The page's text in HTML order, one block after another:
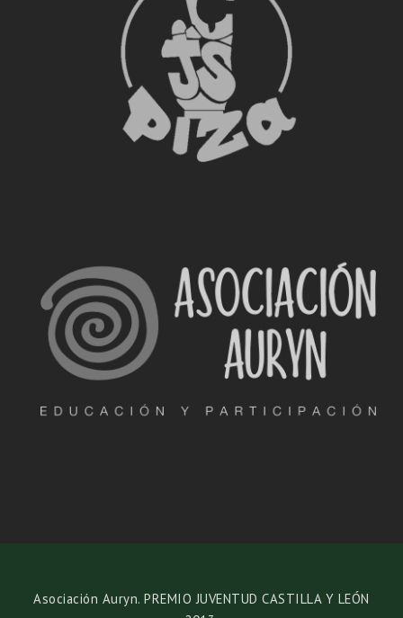
Asociación Auryn. PREMIO JUVENTUD CASTILLA Y LEÓN